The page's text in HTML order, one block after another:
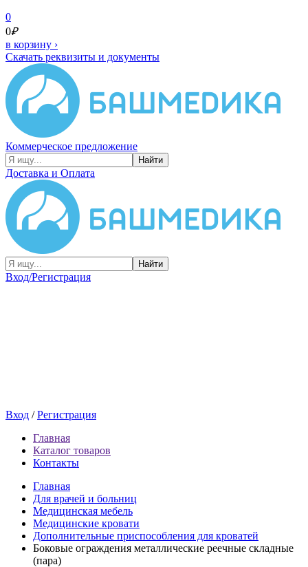
0
0₽
в корзину ›
Скачать реквизиты и документы
Коммерческое предложение
Найти
Доставка и Оплата
Найти
Вход/Регистрация
Вход /Регистрация
Главная
Каталог товаров
Контакты
Главная
Для врачей и больниц
Медицинская мебель
Медицинские кровати
Дополнительные приспособления для кроватей
Боковые ограждения металлические реечные складные
(пара)